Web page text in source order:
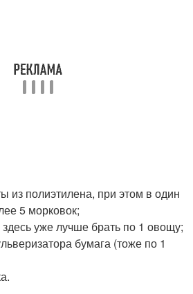
из полиэтилена, при этом в один
5 морковок;
уже лучше брать по 1 овощу;
бумага (тоже по 1